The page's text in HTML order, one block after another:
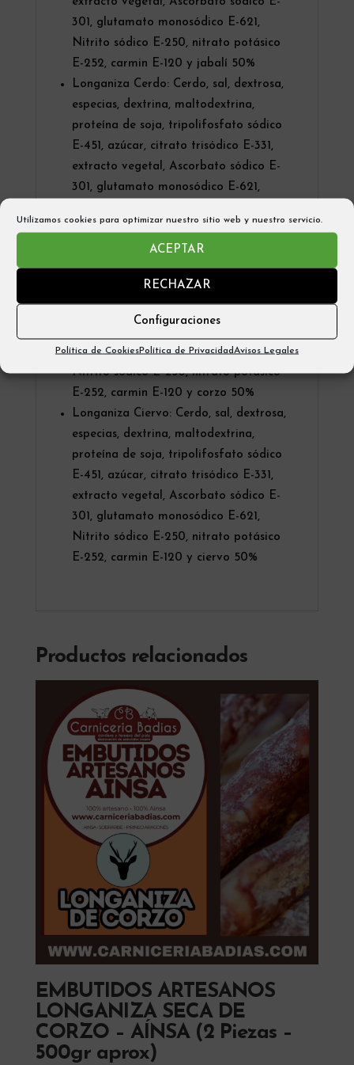
Utilizamos cookies para optimizar nuestro sitio web y nuestro servicio.
ACEPTAR
RECHAZAR
Configuraciones
Política de CookiesPolítica de Privacidad Avisos Legales
301, glutamato monosódico E-621,
Nitrito sódico E-250, nitrato potásico
E-252, carmin E-120 y jabalí 50%
Longaniza Cerdo: Cerdo, sal, dextrosa,
especias, dextrina, maltodextrina,
proteína de soja, tripolifosfato sódico
E-451, azúcar, citrato trisódico E-331,
extracto vegetal, Ascorbato sódico E-
301, glutamato monosódico E-621,
Longaniza Corzo: Cerdo, sal, dextrosa,
especias, dextrina, maltodextrina,
proteína de soja, tripolifosfato sódico
301, glutamato monosódico E-621,
Nitrito sódico E-250, nitrato potásico
E-252, carmin E-120 y corzo 50%
Longaniza Ciervo: Cerdo, sal, dextrosa,
especias, dextrina, maltodextrina,
proteína de soja, tripolifosfato sódico
E-451, azúcar, citrato trisódico E-331,
extracto vegetal, Ascorbato sódico E-
301, glutamato monosódico E-621,
Nitrito sódico E-250, nitrato potásico
E-252, carmin E-120 y ciervo 50%
Productos relacionados
EMBUTIDOS ARTESANOS
LONGANIZA SECA DE
CORZO – AÍNSA (2 Piezas –
500gr aprox)